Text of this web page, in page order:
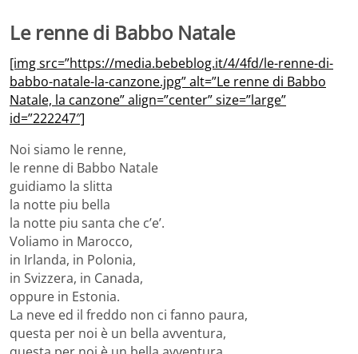
Le renne di Babbo Natale
[img src=”https://media.bebeblog.it/4/4fd/le-renne-di-
babbo-natale-la-canzone.jpg” alt=”Le renne di Babbo
Natale, la canzone” align=”center” size=”large”
id=”222247″]
Noi siamo le renne,
le renne di Babbo Natale
guidiamo la slitta
la notte piu bella
la notte piu santa che c’e’.
Voliamo in Marocco,
in Irlanda, in Polonia,
in Svizzera, in Canada,
oppure in Estonia.
La neve ed il freddo non ci fanno paura,
questa per noi è un bella avventura,